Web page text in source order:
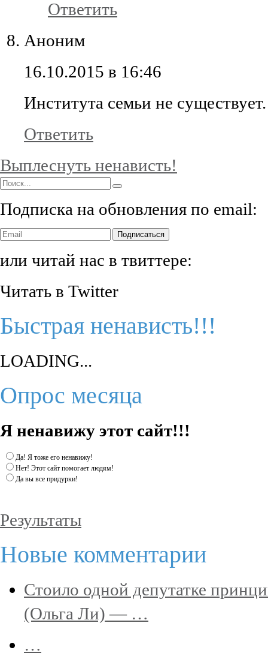
Ответить
Аноним
16.10.2015 в 16:46
Института семьи не существует.
Ответить
Выплеснуть ненависть!
Подписка на обновления по email:
Подписаться
или читай нас в твиттере:
Читать в Twitter
Быстрая ненависть!!!
LOADING...
Опрос месяца
Я ненавижу этот сайт!!!
Да! Я тоже его ненавижу!
Нет! Этот сайт помогает людям!
Да вы все придурки!
Результаты
Новые комментарии
Стоило одной депутатке
(Ольга Ли) — …
…